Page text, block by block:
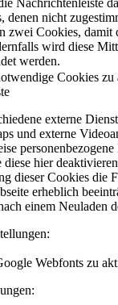
denen nicht
zwei Cookies, damit
wird diese
werden.
Cookies zu
externe
und externe
hier
dieser Cookies die
erheblich
einem Neuladen
Webfonts zu